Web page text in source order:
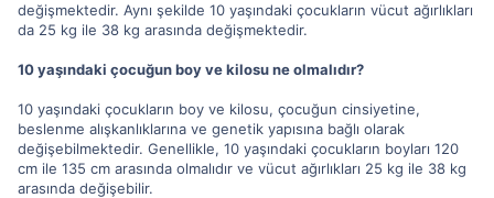
değişmektedir. Aynı şekilde 10 yaşındaki çocukların vücut ağırlıkları
da 25 kg ile 38 kg arasında değişmektedir.
10 yaşındaki çocuğun boy ve kilosu ne olmalıdır?
10 yaşındaki çocukların boy ve kilosu, çocuğun cinsiyetine,
beslenme alışkanlıklarına ve genetik yapısına bağlı olarak
değişebilmektedir. Genellikle, 10 yaşındaki çocukların boyları 120
cm ile 135 cm arasında olmalıdır ve vücut ağırlıkları 25 kg ile 38 kg
arasında değişebilir.